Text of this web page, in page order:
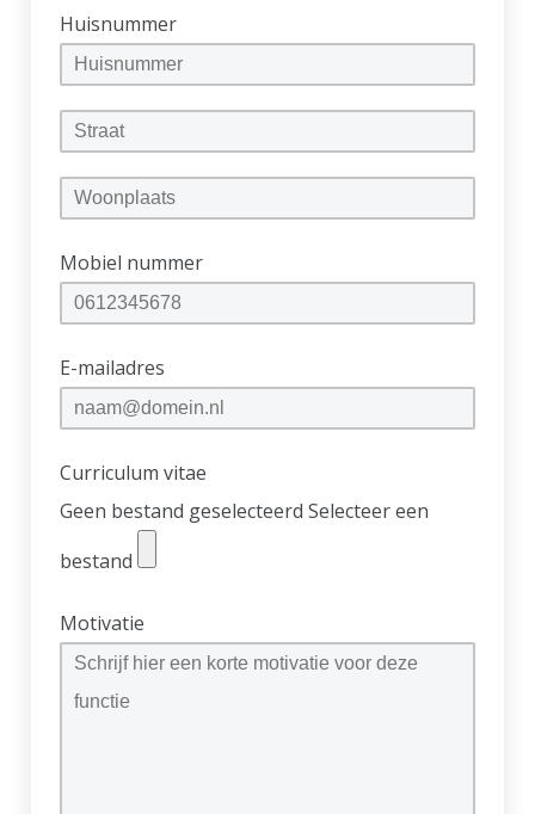
Huisnummer
Mobiel nummer
E-mailadres
Curriculum vitae
Geen bestand geselecteerd Selecteer een
bestand
Motivatie